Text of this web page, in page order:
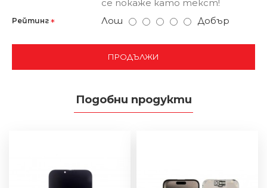
се покаже като текст!
Рейтинг Лош Добър
ПРОДЪЛЖИ
Подобни продукти